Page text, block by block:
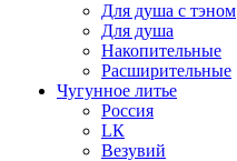
Для душа с тэном
Для душа
Накопительные
Расширительные
Чугунное литье
Россия
LК
Везувий